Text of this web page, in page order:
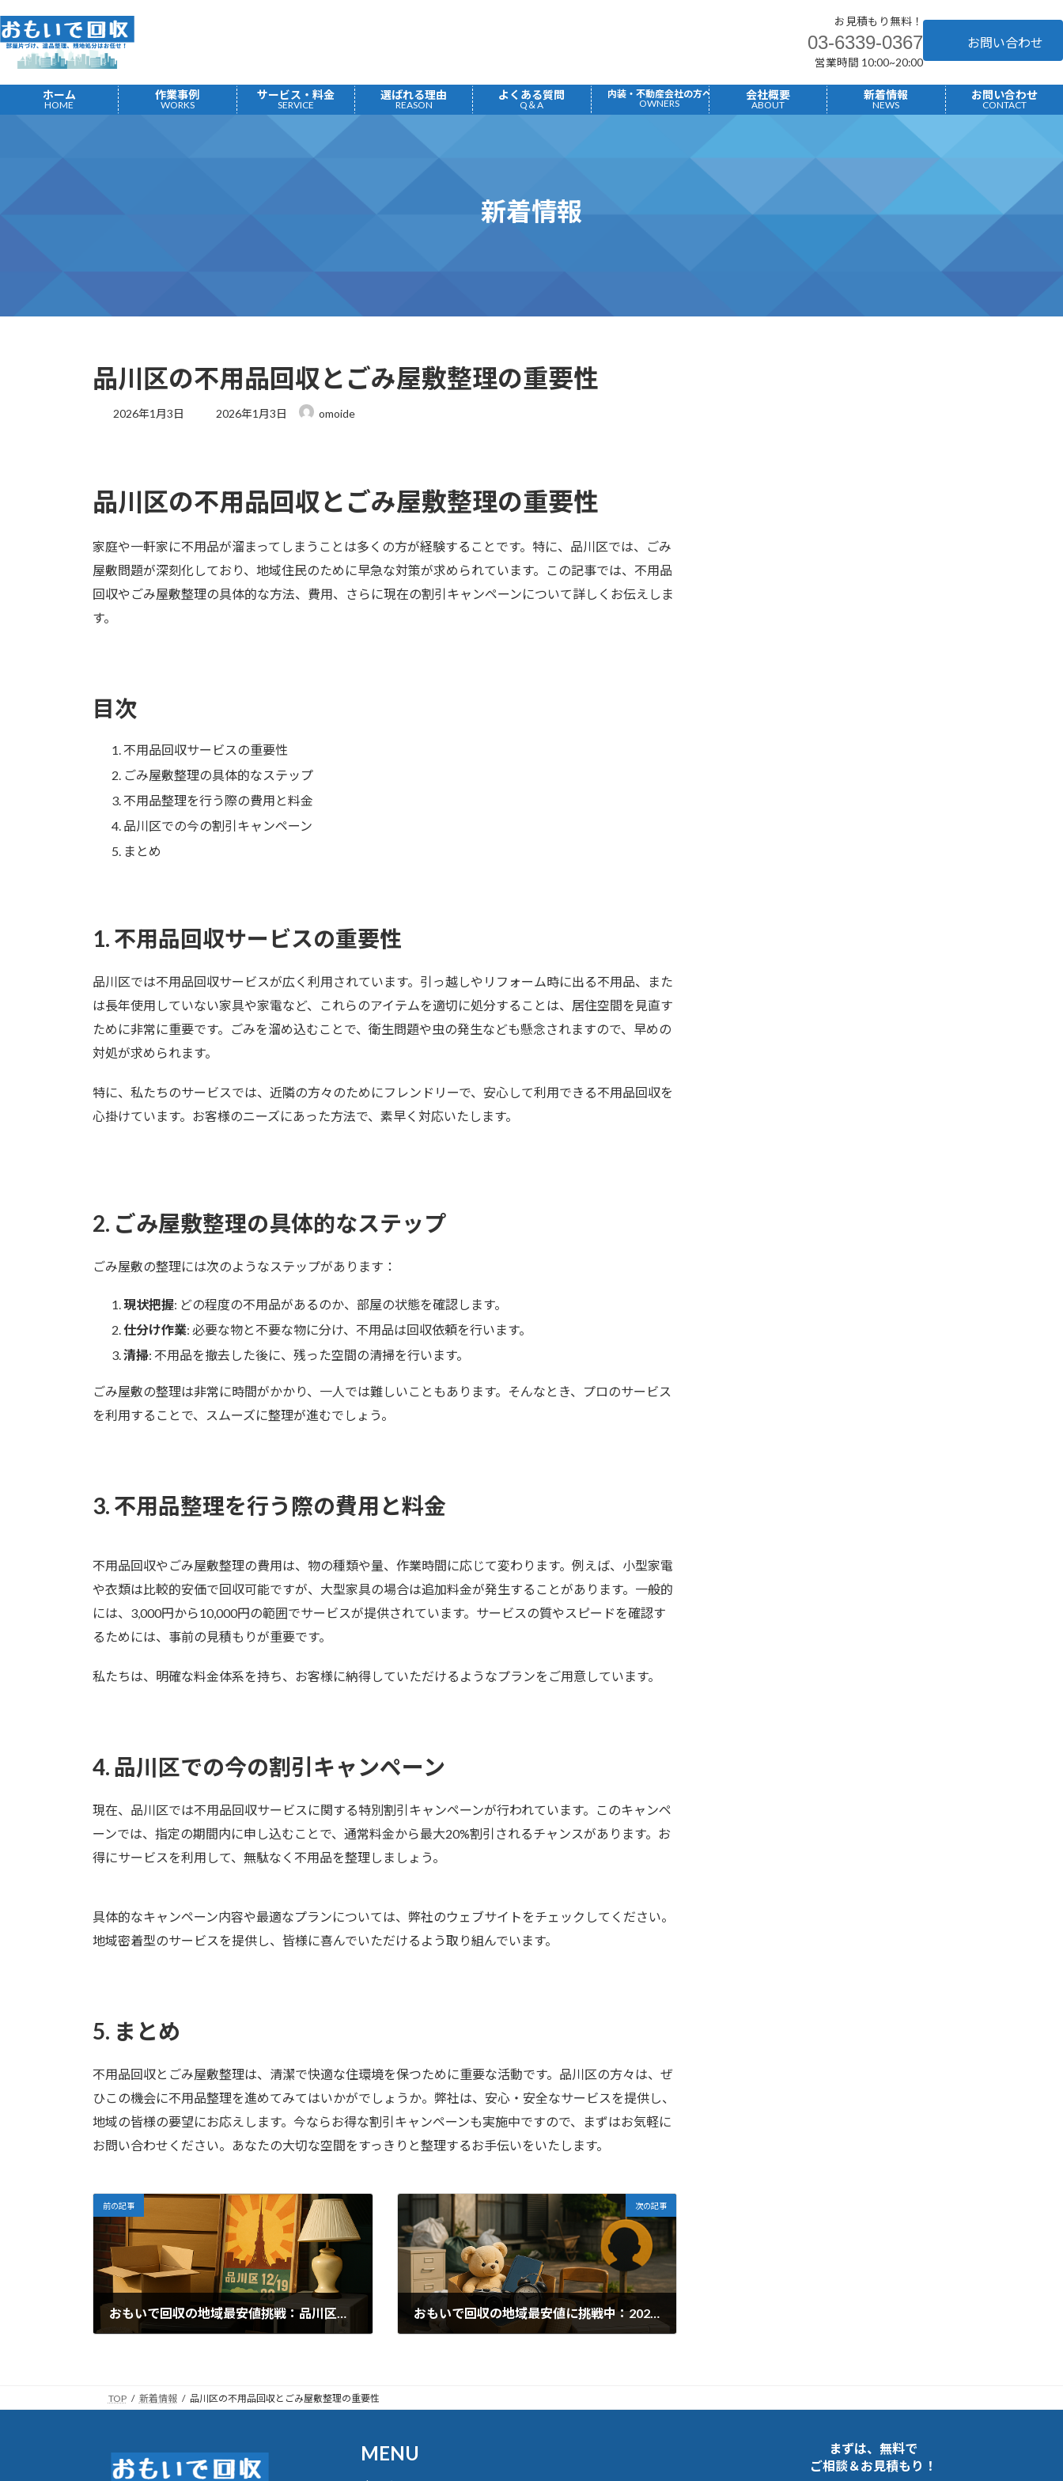
ン
テ
ツ
ビ
ゲ
シ
お見積もり無料！
03-6339-0367
営業時間 10:00~20:00
お問い合わせ
ホーム
HOME
作業事例
WORKS
サービス・料金
SERVICE
選ばれる理由
REASON
よくある質問
Q＆A
内装・不動産会社の方へ
OWNERS
会社概要
ABOUT
新着情報
NEWS
お問い合わせ
CONTACT
新着情報
品川区の不用品回収とごみ屋敷整理の重要性
2026年1月3日
最
時
:
2026年1月3日 omoide
品川区の不用品回収とごみ屋敷整理の重要性
家庭や一軒家に不用品が溜まってしまうことは多くの方が経験することです。特に、品川区では、ごみ
屋敷問題が深刻化しており、地域住民のために早急な対策が求められています。この記事では、不用品
回収やごみ屋敷整理の具体的な方法、費用、さらに現在の割引キャンペーンについて詳しくお伝えしま
す。
目次
不用品回収サービスの重要性
ごみ屋敷整理の具体的なステップ
不用品整理を行う際の費用と料金
品川区での今の割引キャンペーン
まとめ
1. 不用品回収サービスの重要性
品川区では不用品回収サービスが広く利用されています。引っ越しやリフォーム時に出る不用品、また
は長年使用していない家具や家電など、これらのアイテムを適切に処分することは、居住空間を見直す
ために非常に重要です。ごみを溜め込むことで、衛生問題や虫の発生なども懸念されますので、早めの
対処が求められます。
特に、私たちのサービスでは、近隣の方々のためにフレンドリーで、安心して利用できる不用品回収を
心掛けています。お客様のニーズにあった方法で、素早く対応いたします。
2. ごみ屋敷整理の具体的なステップ
ごみ屋敷の整理には次のようなステップがあります：
現状把握: どの程度の不用品があるのか、部屋の状態を確認します。
仕分け作業: 必要な物と不要な物に分け、不用品は回収依頼を行います。
清掃: 不用品を撤去した後に、残った空間の清掃を行います。
ごみ屋敷の整理は非常に時間がかかり、一人では難しいこともあります。そんなとき、プロのサービス
を利用することで、スムーズに整理が進むでしょう。
3. 不用品整理を行う際の費用と料金
不用品回収やごみ屋敷整理の費用は、物の種類や量、作業時間に応じて変わります。例えば、小型家電
や衣類は比較的安価で回収可能ですが、大型家具の場合は追加料金が発生することがあります。一般的
には、3,000円から10,000円の範囲でサービスが提供されています。サービスの質やスピードを確認す
るためには、事前の見積もりが重要です。
私たちは、明確な料金体系を持ち、お客様に納得していただけるようなプランをご用意しています。
4. 品川区での今の割引キャンペーン
現在、品川区では不用品回収サービスに関する特別割引キャンペーンが行われています。このキャンペ
ーンでは、指定の期間内に申し込むことで、通常料金から最大20%割引されるチャンスがあります。お
得にサービスを利用して、無駄なく不用品を整理しましょう。
具体的なキャンペーン内容や最適なプランについては、弊社のウェブサイトをチェックしてください。
地域密着型のサービスを提供し、皆様に喜んでいただけるよう取り組んでいます。
5. まとめ
不用品回収とごみ屋敷整理は、清潔で快適な住環境を保つために重要な活動です。品川区の方々は、ぜ
ひこの機会に不用品整理を進めてみてはいかがでしょうか。弊社は、安心・安全なサービスを提供し、
地域の皆様の要望にお応えします。今ならお得な割引キャンペーンも実施中ですので、まずはお気軽に
お問い合わせください。あなたの大切な空間をすっきりと整理するお手伝いをいたします。
前の記事 次の記事
おもいで回収の地域最安値に挑戦中：2025年12月の実例
TOP 新着情報 品川区の不用品回収とごみ屋敷整理の重要性
MENU
まずは、無料で
ご相談＆お見積もり！